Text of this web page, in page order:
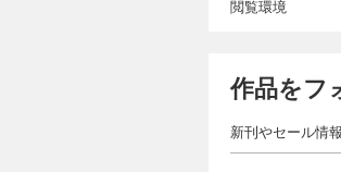
閲覧環境
作品をフ
新刊やセール情